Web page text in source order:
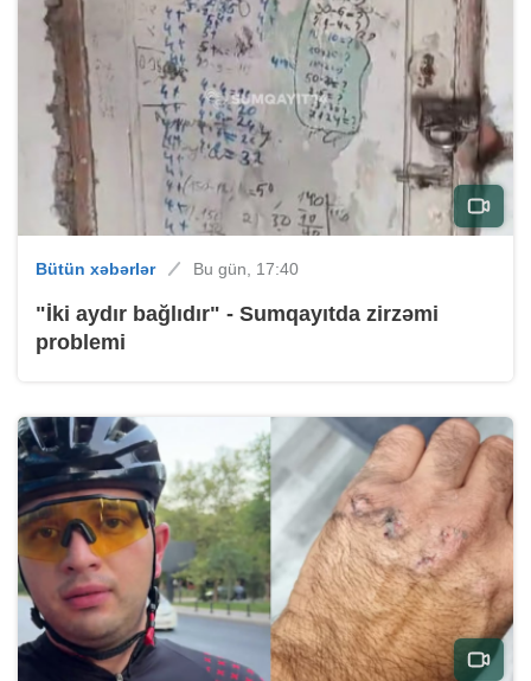
Bütün xəbərlər Bu gün, 17:40
"İki aydır bağlıdır" - Sumqayıtda zirzəmi
problemi